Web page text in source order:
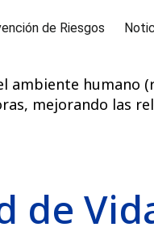
de Riesgos
ambiente
mejorando las
de